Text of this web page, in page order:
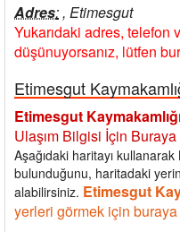
Adres:, Etimesgut
Yukarıdaki adres,
düşünuyorsanız, lütfen
Etimesgut
Etimesgut
Ulaşım Bilgisi İçin Buraya
Aşağıdaki haritayı kullanarak
bulunduğunu, haritadaki
alabilirsiniz. Etimesgut
yerleri görmek için buraya